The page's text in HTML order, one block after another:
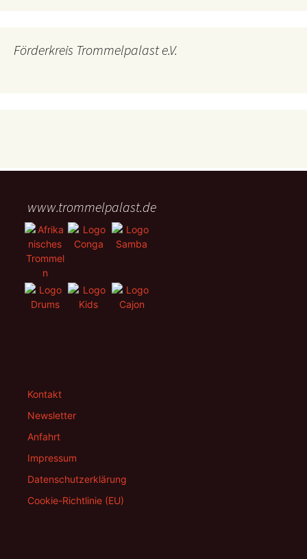
Förderkreis Trommelpalast e.V.
www.trommelpalast.de
Kontakt
Newsletter
Anfahrt
Impressum
Datenschutzerklärung
Cookie-Richtlinie (EU)